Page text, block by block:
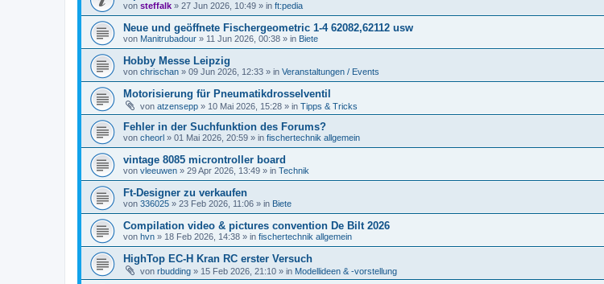
von steffalk » 27 Jun 2026, 10:49 » in ft:pedia
Neue und geöffnete Fischergeometric 1-4 62082,62112 usw
von Manitrubadour » 11 Jun 2026, 00:38 » in Biete
Hobby Messe Leipzig
von chrischan » 09 Jun 2026, 12:33 » in Veranstaltungen / Events
Motorisierung für Pneumatikdrosselventil
von atzensepp » 10 Mai 2026, 15:28 » in Tipps & Tricks
Fehler in der Suchfunktion des Forums?
von cheorl » 01 Mai 2026, 20:59 » in fischertechnik allgemein
vintage 8085 microntroller board
von vleeuwen » 29 Apr 2026, 13:49 » in Technik
Ft-Designer zu verkaufen
von 336025 » 23 Feb 2026, 11:06 » in Biete
Compilation video & pictures convention De Bilt 2026
von hvn » 18 Feb 2026, 14:38 » in fischertechnik allgemein
HighTop EC-H Kran RC erster Versuch
von rbudding » 15 Feb 2026, 21:10 » in Modellideen & -vorstellung